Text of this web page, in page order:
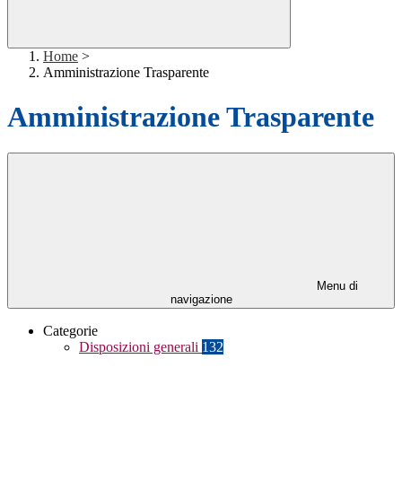
Home >
Amministrazione Trasparente
Amministrazione Trasparente
Menu di
navigazione
Categorie
Disposizioni generali 132